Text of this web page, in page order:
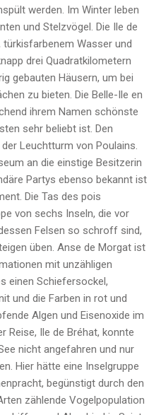
werden. Im Winter leben
und Stelzvögel. Die Ile de
Wasser und
drei Quadratkilometern
gebauten Häusern, um bei
zu bieten. Die Belle-Ile en
ihrem Namen schönste
sehr beliebt ist. Den
Leuchtturm von Poulains.
an die einstige Besitzerin
Partys ebenso bekannt ist
Die Tas des pois
von sechs Inseln, die vor
Felsen so schroff sind,
üben. Anse de Morgat ist
mit unzähligen
einen Schiefersockel,
und die Farben in rot und
Algen und Eisenoxide im
Reise, Ile de Bréhat, konnte
nicht angefahren und nur
Hier hätte eine Inselgruppe
begünstigt durch den
zählende Vogelpopulation